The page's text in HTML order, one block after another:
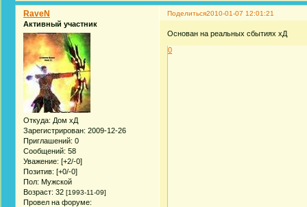
Поделиться2010-01-07 12:01:21
RaveN
Активный участник
Откуда: Дом хД
Зарегистрирован: 2009-12-26
Приглашений: 0
Сообщений: 58
Уважение: [+2/-0]
Позитив: [+0/-0]
Пол: Мужской
Возраст: 32 [1993-11-09]
Провел на форуме:
Основан на реальных сбытиях хД
0